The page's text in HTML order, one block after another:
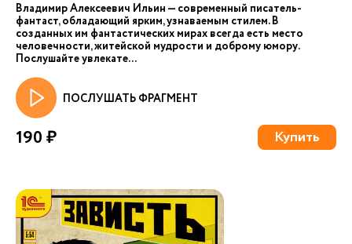
Владимир Алексеевич Ильин — современный писатель-
фантаст, обладающий ярким, узнаваемым стилем. В
созданных им фантастических мирах всегда есть место
человечности, житейской мудрости и доброму юмору.
Послушайте увлекате...
ПОСЛУШАТЬ ФРАГМЕНТ
190 ₽ Купить